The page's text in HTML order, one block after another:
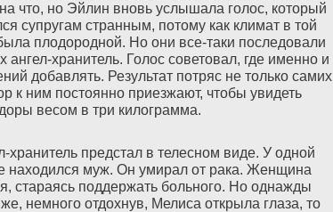
что, но Эйлин вновь услышала голос, который
супругам странным, потому как климат в той
плодородной. Но они все-таки последовали
ангел-хранитель. Голос советовал, где именно и
добавлять. Результат потряс не только самих
к ним постоянно приезжают, чтобы увидеть
весом в три килограмма.
предстал в телесном виде. У одной
находился муж. Он умирал от рака. Женщина
стараясь поддержать больного. Но однажды
немного отдохнув, Мелиса открыла глаза, то